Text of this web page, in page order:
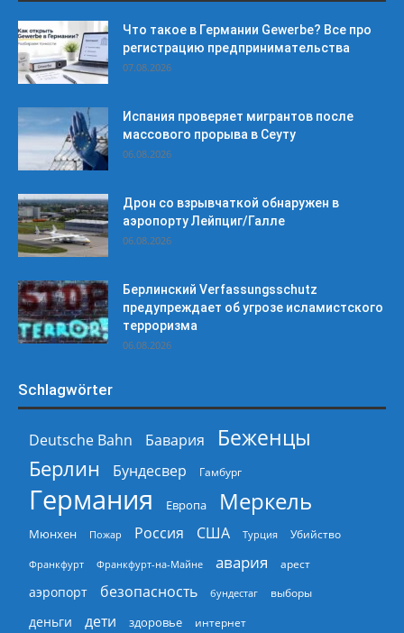
Что такое в Германии Gewerbe? Все про
регистрацию предпринимательства
07.08.2026
Испания проверяет мигрантов после
массового прорыва в Сеуту
06.08.2026
Дрон со взрывчаткой обнаружен в
аэропорту Лейпциг/Галле
06.08.2026
Берлинский Verfassungsschutz
предупреждает об угрозе исламистского
терроризма
06.08.2026
Schlagwörter
Deutsche Bahn Бавария
Беженцы
Берлин
Бундесвер Гамбург
Германия Европа Меркель
Мюнхен Пожар Россия США Турция Убийство
Франкфурт Франкфурт-на-Майне авария арест
аэропорт безопасность бундестаг выборы
деньги дети здоровье интернет